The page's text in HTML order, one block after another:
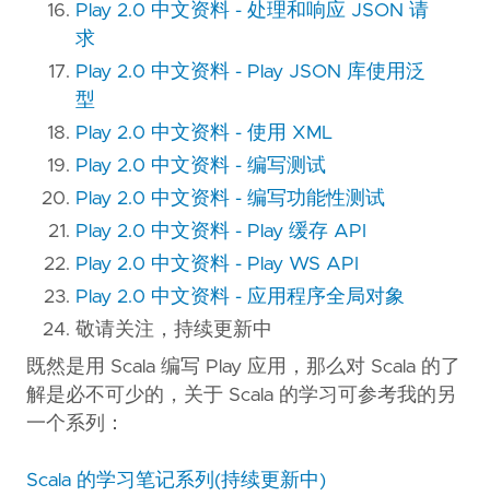
Play 2.0 中文资料 - 处理和响应 JSON 请
求
Play 2.0 中文资料 - Play JSON 库使用泛
型
Play 2.0 中文资料 - 使用 XML
Play 2.0 中文资料 - 编写测试
Play 2.0 中文资料 - 编写功能性测试
Play 2.0 中文资料 - Play 缓存 API
Play 2.0 中文资料 - Play WS API
Play 2.0 中文资料 - 应用程序全局对象
敬请关注，持续更新中
既然是用 Scala 编写 Play 应用，那么对 Scala 的了
解是必不可少的，关于 Scala 的学习可参考我的另
一个系列：
Scala 的学习笔记系列(持续更新中)